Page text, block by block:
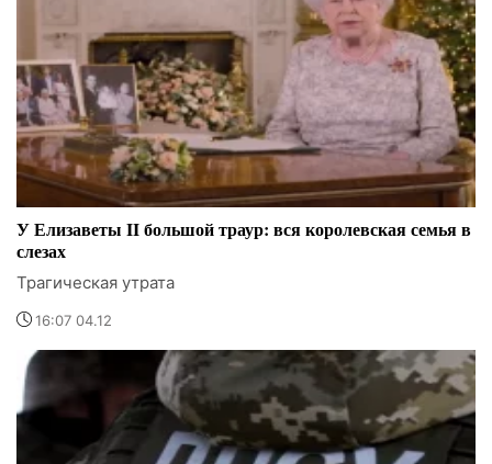
У Елизаветы II большой траур: вся королевская семья в
слезах
Трагическая утрата
16:07 04.12